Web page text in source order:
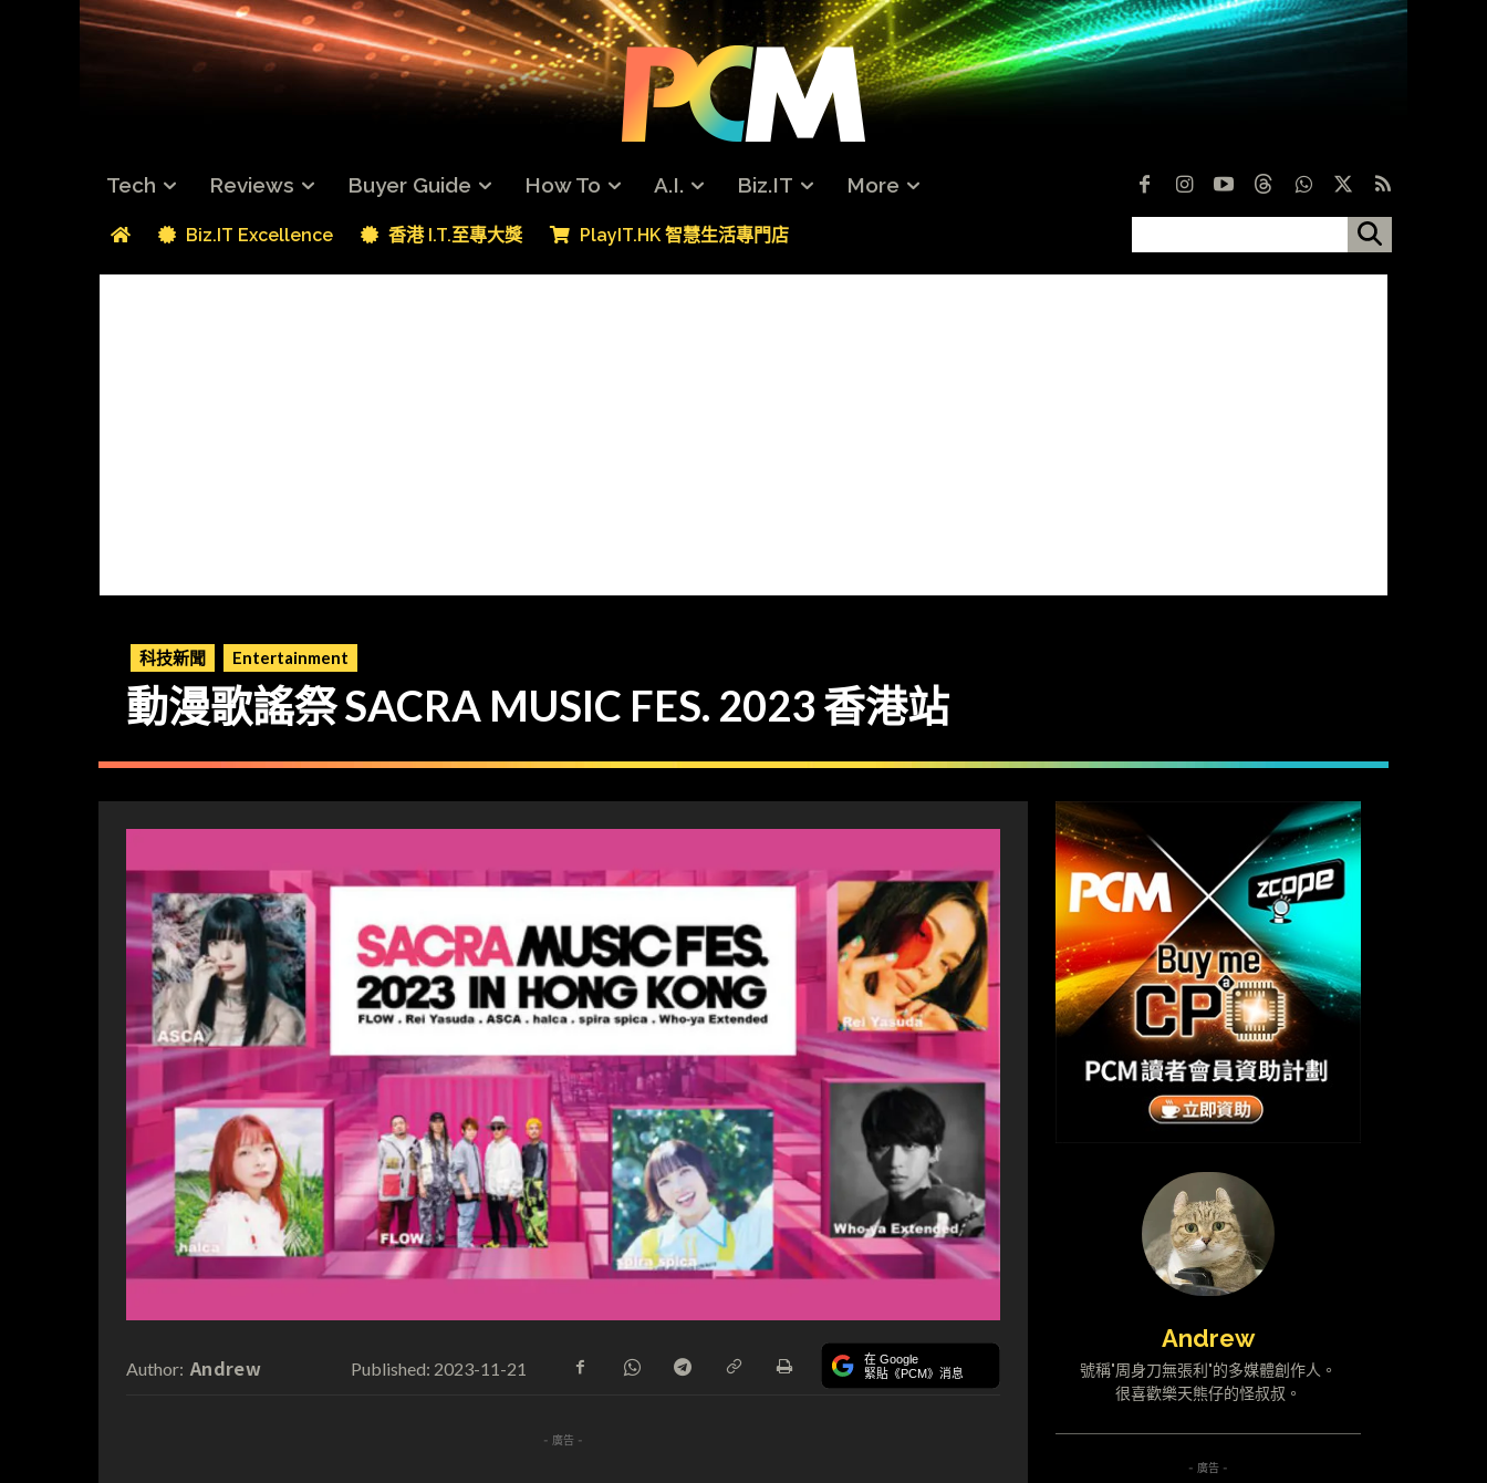
Tech Reviews Buyer Guide How To A.I. Biz.IT More
Biz.IT Excellence 香港 I.T.至專大獎 PlayIT.HK 智慧生活專門店
科技新聞 Entertainment
動漫歌謠祭 SACRA MUSIC FES. 2023 香港站
Author: Andrew Published: 2023-11-21 在 Google
緊貼《PCM》消息
- 廣告 -
Andrew
號稱"周身刀無張利"的多媒體創作人。
很喜歡樂天熊仔的怪叔叔。
- 廣告 -